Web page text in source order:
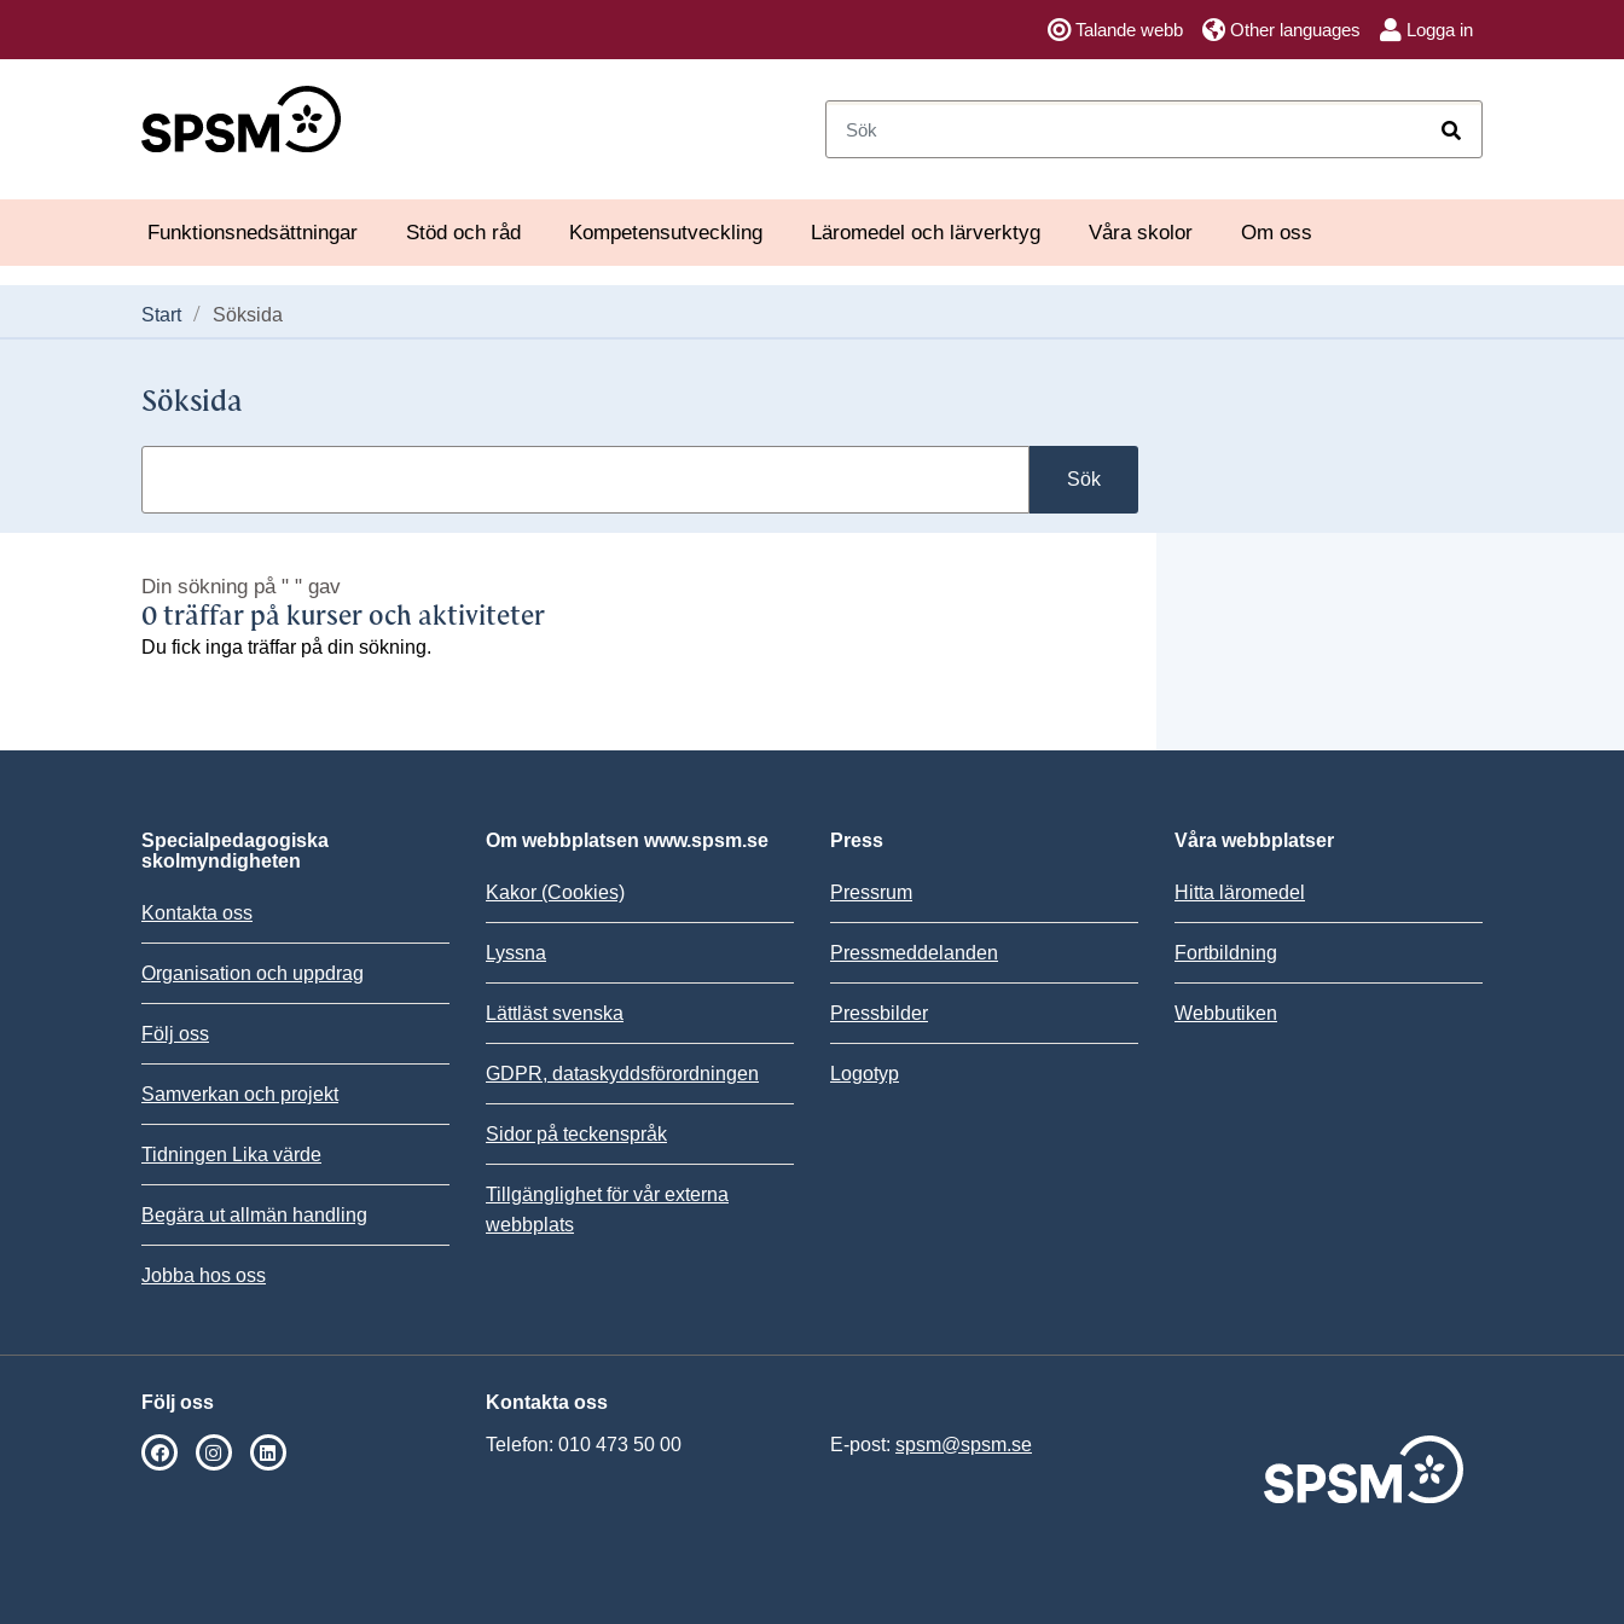
Talande webb Other languages Logga in
Funktionsnedsättningar Stöd och råd Kompetensutveckling Läromedel och lärverktyg Våra skolor Om oss
Start Söksida
Söksida
Sök
Din sökning på " " gav
0 träffar på kurser och aktiviteter
Du fick inga träffar på din sökning.
Specialpedagogiska
skolmyndigheten
Kontakta oss
Organisation och uppdrag
Följ oss
Samverkan och projekt
Tidningen Lika värde
Begära ut allmän handling
Jobba hos oss
Om webbplatsen www.spsm.se
Kakor (Cookies)
Lyssna
Lättläst svenska
GDPR, dataskyddsförordningen
Sidor på teckenspråk
Tillgänglighet för vår externa
webbplats
Press
Pressrum
Pressmeddelanden
Pressbilder
Logotyp
Våra webbplatser
Hitta läromedel
Fortbildning
Webbutiken
Följ oss
SPSM på Facebook
SPSM på Instagram
Kontakta oss
Telefon: 010 473 50 00 E-post: spsm@spsm.se